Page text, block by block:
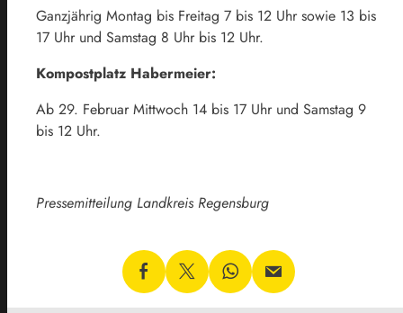
Ganzjährig Montag bis Freitag 7 bis 12 Uhr sowie 13 bis
17 Uhr und Samstag 8 Uhr bis 12 Uhr.
Kompostplatz Habermeier:
Ab 29. Februar Mittwoch 14 bis 17 Uhr und Samstag 9
bis 12 Uhr.
Pressemitteilung Landkreis Regensburg